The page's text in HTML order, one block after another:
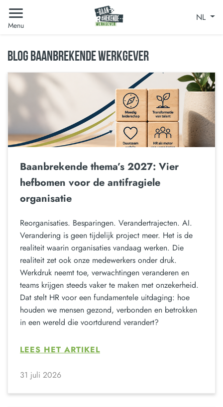
Menu
NL
BLOG BAANBREKENDE WERKGEVER
Baanbrekende thema’s 2027: Vier
hefbomen voor de antifragiele
organisatie
Reorganisaties. Besparingen. Verandertrajecten. AI.
Verandering is geen tijdelijk project meer. Het is de
realiteit waarin organisaties vandaag werken. Die
realiteit zet ook onze medewerkers onder druk.
Werkdruk neemt toe, verwachtingen veranderen en
teams krijgen steeds vaker te maken met onzekerheid.
Dat stelt HR voor een fundamentele uitdaging: hoe
houden we mensen gezond, verbonden en betrokken
in een wereld die voortdurend verandert?
LEES HET ARTIKEL
31 juli 2026